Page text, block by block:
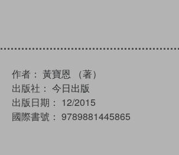
作者： 黃寶恩 （著）
出版社： 今日出版
出版日期： 12/2015
國際書號： 9789881445865